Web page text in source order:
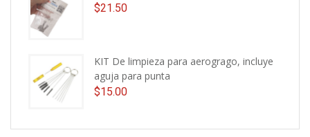
$21.50
KIT De limpieza para aerogrago, incluye
aguja para punta
$15.00